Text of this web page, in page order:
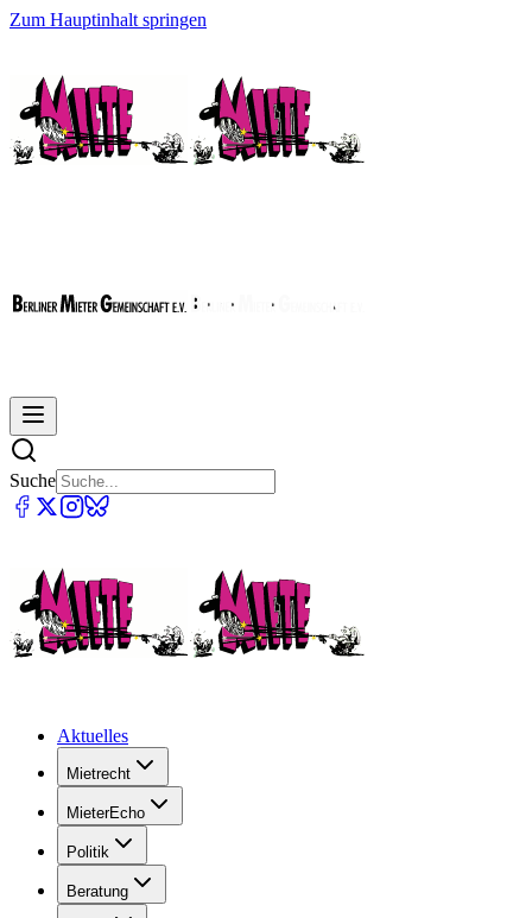
Zum Hauptinhalt springen
Suche
Aktuelles
Mietrecht
MieterEcho
Politik
Beratung